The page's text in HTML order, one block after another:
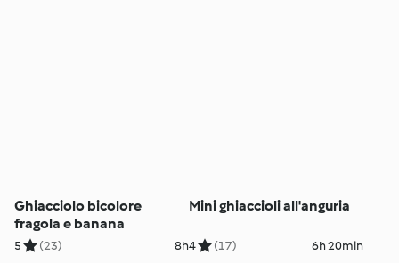
Ghiacciolo bicolore
fragola e banana
5 (23) 8h
Mini ghiaccioli all'anguria
4 (17) 6h 20min